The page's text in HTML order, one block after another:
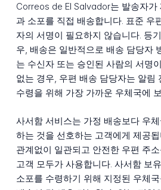
Correos de El Salvador는 발송자가
과 소포를 직접 배송합니다. 표준 우
자의 서명이 필요하지 않습니다. 등
우, 배송은 일반적으로 배송 담당자
는 수신자 또는 승인된 사람의 서명
없는 경우, 우편 배송 담당자는 알림
수령을 위해 가장 가까운 우체국에
사서함 서비스는 가정 배송보다 우
하는 것을 선호하는 고객에게 제공
관계없이 일관되고 안전한 우편 주
고객 모두가 사용합니다. 사서함 보
소포를 수령하기 위해 지정된 우체